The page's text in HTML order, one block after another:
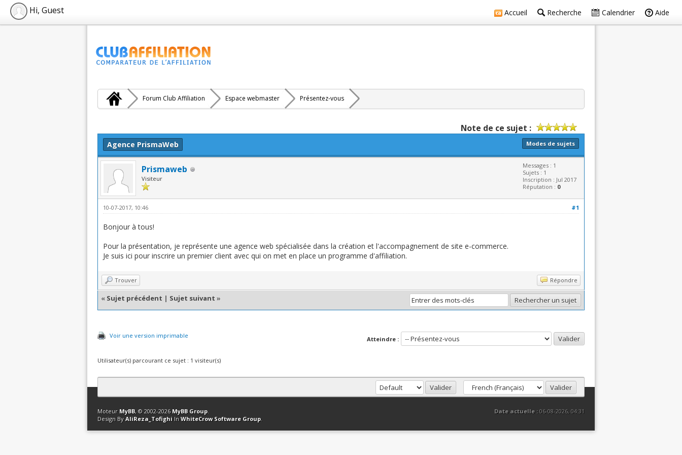
Accueil Recherche Calendrier Aide
Hi, Guest
Forum Club Affiliation Espace webmaster Présentez-vous
Note de ce sujet :
Modes de sujets
Agence PrismaWeb
Prismaweb
Visiteur
Messages : 1
Sujets : 1
Inscription : Jul 2017
Réputation : 0
#1
10-07-2017, 10:46
Bonjour à tous!
Pour la présentation, je représente une agence web spécialisée dans la création et l'accompagnement de site e-commerce.
Je suis ici pour inscrire un premier client avec qui on met en place un programme d'affiliation.
Trouver Répondre
« Sujet précédent | Sujet suivant »
Voir une version imprimable Atteindre :
Utilisateur(s) parcourant ce sujet : 1 visiteur(s)
Contact Club Affiliation Retourner en haut Version bas-débit (Archivé) Syndication RSS
Date actuelle :06-08-2026, 04:31
Moteur MyBB, © 2002-2026 MyBB Group.
Design By AliReza_Tofighi In WhiteCrow Software Group.